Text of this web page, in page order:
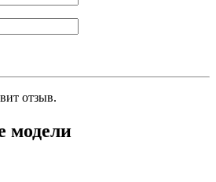
отзыв.
модели